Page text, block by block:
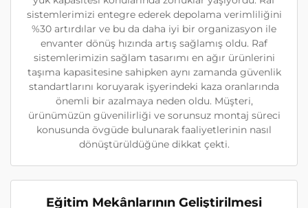
sistemlerimizi entegre ederek depolama verimliliğini
%30 artırdılar ve bu da daha iyi bir organizasyon ile
envanter dönüş hızında artış sağlamış oldu. Raf
sistemlerimizin sağlam tasarımı en ağır ürünlerini
taşıma kapasitesine sahipken aynı zamanda güvenlik
standartlarını koruyarak işyerindeki kaza oranlarında
önemli bir azalmaya neden oldu. Müşteri,
ürünümüzün güvenilirliği ve sorunsuz montaj süreci
konusunda övgüde bulunarak faaliyetlerinin nasıl
dönüştürüldüğüne dikkat çekti.
Eğitim Mekânlarının Geliştirilmesi